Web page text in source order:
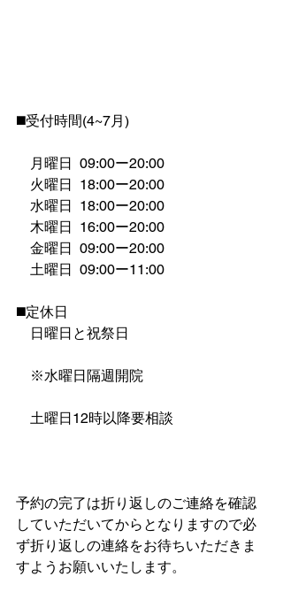
◼️受付時間(4~7月)
月曜日  09:00ー20:00
火曜日  18:00ー20:00
水曜日  18:00ー20:00
木曜日  16:00ー20:00
金曜日  09:00ー20:00
土曜日  09:00ー11:00
◼️定休日
日曜日と祝祭日
※水曜日隔週開院
土曜日12時以降要相談
予約の完了は折り返しのご連絡を確認
していただいてからとなりますので必
ず折り返しの連絡をお待ちいただきま
すようお願いいたします。